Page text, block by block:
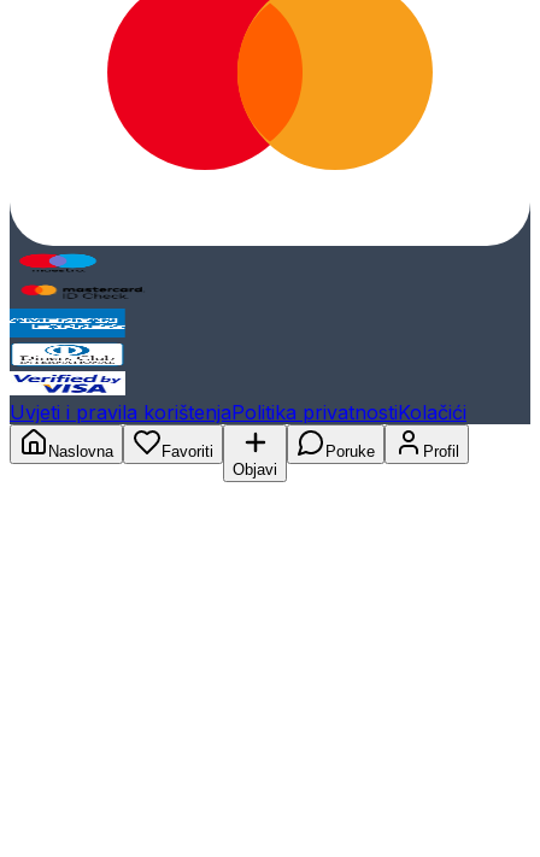
Uvjeti i pravila korištenjaPolitika privatnostiKolačići
Naslovna
Favoriti
Objavi
Poruke Profil